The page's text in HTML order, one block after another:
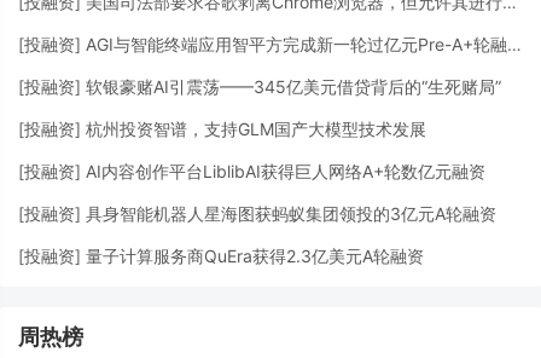
[投融资] AGI与智能终端应用智平方完成新一轮过亿元Pre-A+轮融资
[投融资] 软银豪赌AI引震荡——345亿美元借贷背后的“生死赌局”
[投融资] 杭州投资智谱，支持GLM国产大模型技术发展
[投融资] AI内容创作平台LiblibAI获得巨人网络A+轮数亿元融资
[投融资] 具身智能机器人星海图获蚂蚁集团领投的3亿元A轮融资
[投融资] 量子计算服务商QuEra获得2.3亿美元A轮融资
周热榜